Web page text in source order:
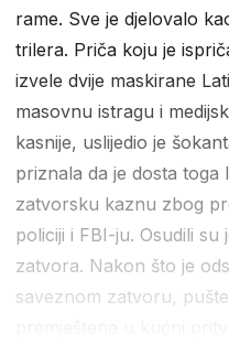
rame. Sve je djelovalo
trilera. Priča koju je
izvele dvije maskirane
masovnu istragu i
kasnije, uslijedio je
priznala da je dosta toga
zatvorsku kaznu zbog
policiji i FBI-ju. Osudili su
zatvora. Nakon što je
saveznom zatvoru,